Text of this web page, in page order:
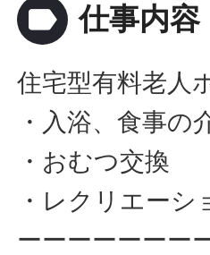
label 仕事内容
住宅型有料老人
・入浴、食事の
・おむつ交換
・レクリエーシ
ーーーーーーー